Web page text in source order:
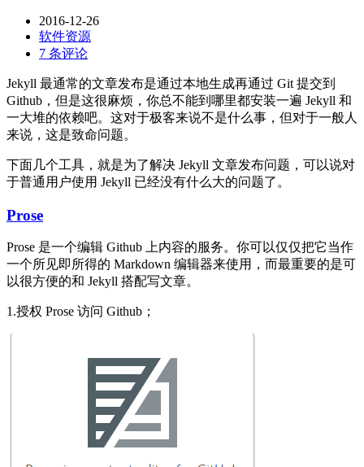
2016-12-26
软件资源
7 条评论
Jekyll 最通常的文章发布是通过本地生成再通过 Git 提交到
Github，但是这很麻烦，你总不能到哪里都安装一遍 Jekyll 和
一大堆的依赖吧。这对于极客来说不是什么事，但对于一般人
来说，这是致命问题。
下面几个工具，就是为了解决 Jekyll 文章发布问题，可以说对
于普通用户使用 Jekyll 已经没有什么大的问题了。
Prose
Prose 是一个编辑 Github 上内容的服务。你可以仅仅把它当作
一个所见即所得的 Markdown 编辑器来使用，而最重要的是可
以很方便的和 Jekyll 搭配写文章。
1.授权 Prose 访问 Github；